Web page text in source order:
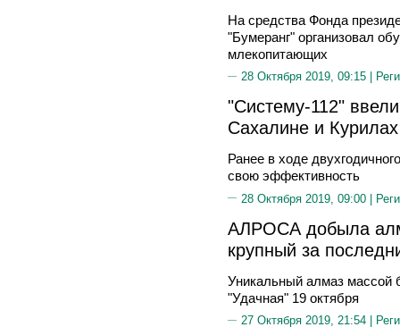
На средства Фонда
"Бумеранг" организовал
млекопитающих
28 Октября 2019, 09:15 |
"Систему-112"
Сахалине и Курилах
Ранее в ходе
свою эффективность
28 Октября 2019, 09:00 |
АЛРОСА добыла
крупный за
Уникальный алмаз массой
"Удачная" 19 октября
27 Октября 2019, 21:54 |